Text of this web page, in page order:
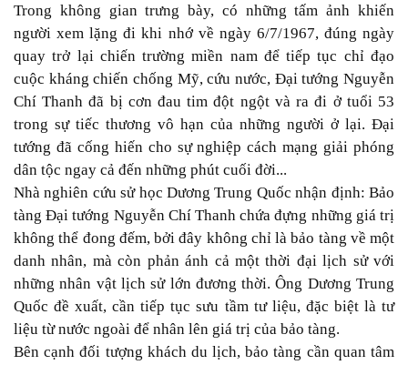
Trong không gian trưng bày, có những tấm ảnh khiến
người xem lặng đi khi nhớ về ngày 6/7/1967, đúng ngày
quay trở lại chiến trường miền nam để tiếp tục chỉ đạo
cuộc kháng chiến chống Mỹ, cứu nước, Đại tướng Nguyễn
Chí Thanh đã bị cơn đau tim đột ngột và ra đi ở tuổi 53
trong sự tiếc thương vô hạn của những người ở lại. Đại
tướng đã cống hiến cho sự nghiệp cách mạng giải phóng
dân tộc ngay cả đến những phút cuối đời...
Nhà nghiên cứu sử học Dương Trung Quốc nhận định: Bảo
tàng Đại tướng Nguyễn Chí Thanh chứa đựng những giá trị
không thể đong đếm, bởi đây không chỉ là bảo tàng về một
danh nhân, mà còn phản ánh cả một thời đại lịch sử với
những nhân vật lịch sử lớn đương thời. Ông Dương Trung
Quốc đề xuất, cần tiếp tục sưu tầm tư liệu, đặc biệt là tư
liệu từ nước ngoài để nhân lên giá trị của bảo tàng.
Bên cạnh đối tượng khách du lịch, bảo tàng cần quan tâm